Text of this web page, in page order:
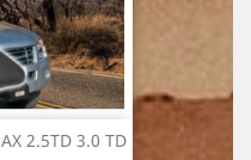
2.5TD 3.0 TD